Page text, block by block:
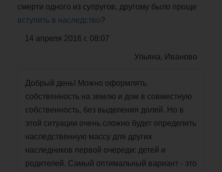
смерти одного из супругов, другому было проще
вступить в наследство?
14 апреля 2016 г. 08:07
Ульяна, Иваново
Добрый день! Можно оформлять
собственность на землю и дом в совместную
собственность, без выделения долей. Но в
этой ситуации очень сложно будет определить
наследственную массу для других
наследников первой очереди: детей и
родителей. Самый оптимальный вариант - это